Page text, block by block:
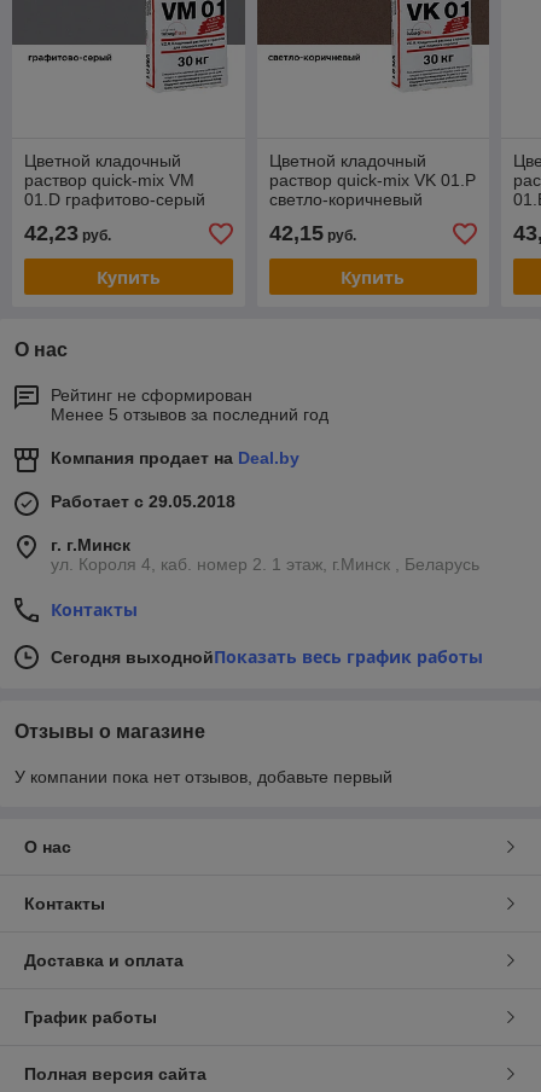
Цветной кладочный
раствор quick-mix VM
01.D графитово-серый
42,23 руб.
Купить
Цветной кладочный
раствор quick-mix VK 01.Р
светло-коричневый
42,15руб.
Купить
О нас
Рейтинг не сформирован
Менее 5 отзывов за последний год
Компания продает на Deal.by
Работает с 29.05.2018
г. г.Минск
ул. Короля 4, каб. номер 2. 1 этаж, г.Минск , Беларусь
Контакты
Сегодня выходнойПоказать весь график работы
Отзывы о магазине
У компании пока нет отзывов, добавьте первый
О нас
Контакты
Доставка и оплата
График работы
Полная версия сайта